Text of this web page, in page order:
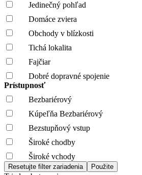
Jedinečný pohľad
Domáce zviera
Obchody v blízkosti
Tichá lokalita
Fajčiar
Dobré dopravné spojenie
Prístupnosť
Bezbariérový
Kúpeľňa Bezbariérový
Bezstupňový vstup
Široké chodby
Široké vchody